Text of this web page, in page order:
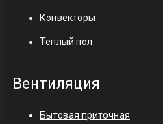
Конвекторы
Теплый пол
Вентиляция
Бытовая приточная